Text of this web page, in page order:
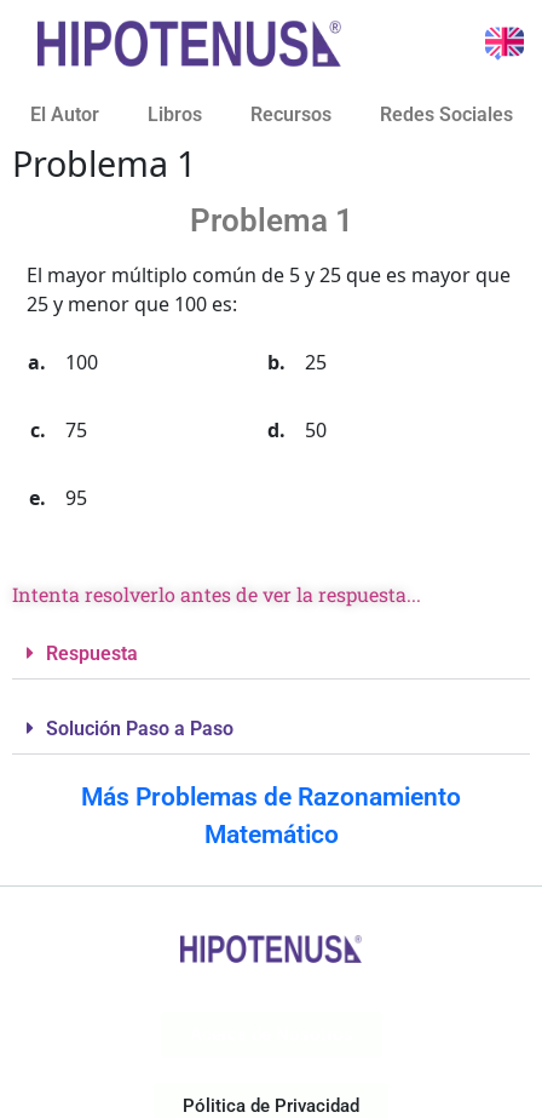
El Autor Libros Recursos Redes Sociales
Problema 1
Problema 1
El mayor múltiplo común de 5 y 25 que es mayor que
25 y menor que 100 es:
100 25
75 50
95
Intenta resolverlo antes de ver la respuesta...
Respuesta
Solución Paso a Paso
Más Problemas de Razonamiento
Matemático
Pólitica de Privacidad